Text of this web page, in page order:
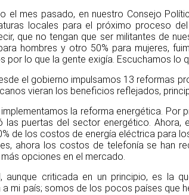
el mes pasado, en nuestro Consejo
locales para el próximo proceso
que no tengan que ser militantes de
hombres y otro 50% para mujeres,
por lo que la gente exigía. Escuchamos lo
el gobierno impulsamos 13 reformas
vieran los beneficios reflejados,
la reforma energética. Por
las puertas del sector energético. Ahora,
de los costos de energía eléctrica para
ahora los costos de telefonía se han
opciones en el mercado.
aunque criticada en un principio, es la
mi país; somos de los pocos países que